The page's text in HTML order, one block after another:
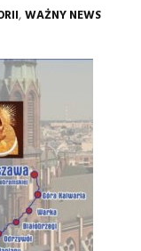
,WAŻNY NEWS